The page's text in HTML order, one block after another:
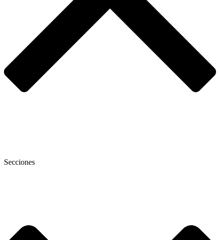
Secciones